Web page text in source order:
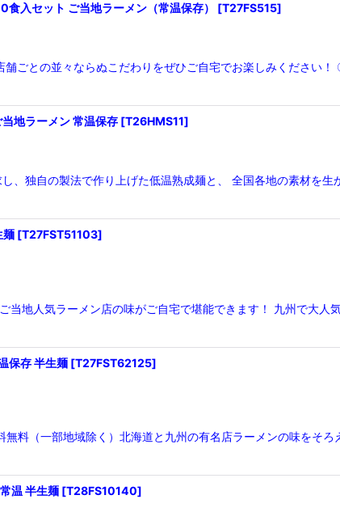
入セット ご当地ラーメン（常温保存） [T27FS515]
ごとの並々ならぬこだわりをぜひご自宅でお楽しみください
地ラーメン 常温保存 [T26HMS11]
、独自の製法で作り上げた低温熟成麺と、 全国各地の素材を
麺 [T27FST51103]
当地人気ラーメン店の味がご自宅で堪能できます！ 九州で大
保存 半生麺 [T27FST62125]
料（一部地域除く）北海道と九州の有名店ラーメンの味をそ
温 半生麺 [T28FS10140]